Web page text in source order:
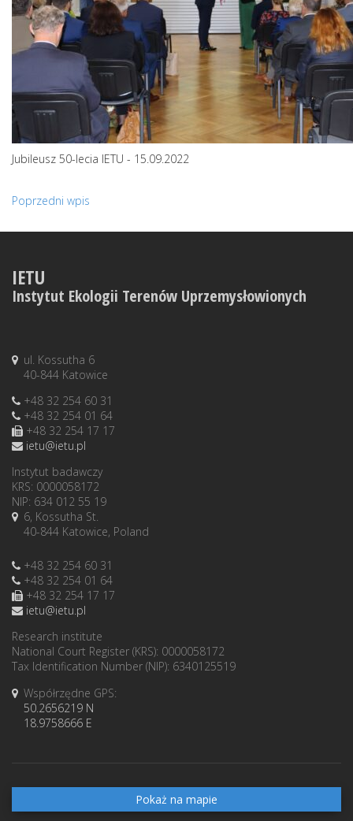
Jubileusz 50-lecia IETU - 15.09.2022
Poprzedni wpis
IETU
Instytut Ekologii Terenów Uprzemysłowionych
ul. Kossutha 6
40-844 Katowice
+48 32 254 60 31
+48 32 254 01 64
+48 32 254 17 17
ietu@ietu.pl
Instytut badawczy
KRS: 0000058172
NIP: 634 012 55 19
6, Kossutha St.
40-844 Katowice, Poland
+48 32 254 60 31
+48 32 254 01 64
+48 32 254 17 17
ietu@ietu.pl
Research institute
National Court Register (KRS): 0000058172
Tax Identification Number (NIP): 6340125519
Współrzędne GPS:
50.2656219 N
18.9758666 E
Pokaż na mapie